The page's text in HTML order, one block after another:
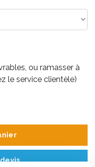
ou ramasser à
le service clientèle)